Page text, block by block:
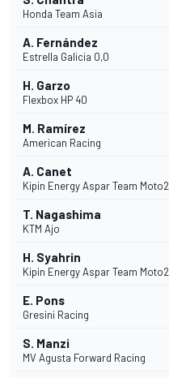
Honda Team Asia
A. Fernández
Estrella Galicia 0,0
H. Garzo
Flexbox HP 40
M. Ramírez
American Racing
A. Canet
Kipin Energy Aspar Team Moto2
T. Nagashima
KTM Ajo
H. Syahrin
Kipin Energy Aspar Team Moto2
E. Pons
Gresini Racing
S. Manzi
MV Agusta Forward Racing